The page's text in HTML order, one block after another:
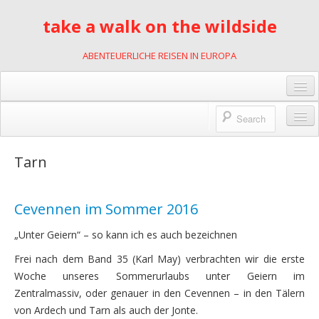
take a walk on the wildside
ABENTEUERLICHE REISEN IN EUROPA
Links
Kontakt
mit Motorrädern durch Slowenien
2002
Kajakfahren in Polen
2007
Tarn
Cevennen im Sommer 2016
„Unter Geiern“ – so kann ich es auch bezeichnen
Frei nach dem Band 35 (Karl May) verbrachten wir die erste
Woche unseres Sommerurlaubs unter Geiern im
Zentralmassiv, oder genauer in den Cevennen – in den Tälern
von Ardech und Tarn als auch der Jonte.